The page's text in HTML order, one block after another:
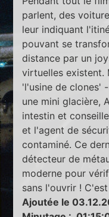
parlent, des
leur indiquant
pouvant se
distance par un
virtuelles existent.
'l'usine de clones'
une mini glacière,
intestin et
et l'agent de
contaminé. Ce
détecteur de
moderne pour
sans l'ouvrir !
Ajoutée le